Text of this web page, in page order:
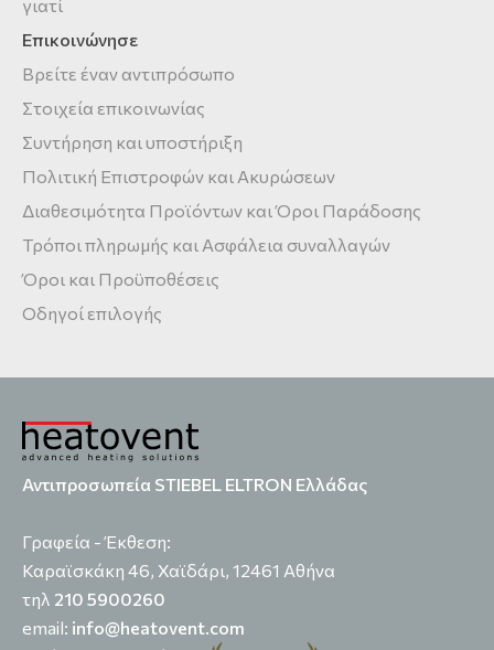
γιατί
Επικοινώνησε
Βρείτε έναν αντιπρόσωπο
Στοιχεία επικοινωνίας
Συντήρηση και υποστήριξη
Πολιτική Επιστροφών και Ακυρώσεων
Διαθεσιμότητα Προϊόντων και Όροι Παράδοσης
Τρόποι πληρωμής και Ασφάλεια συναλλαγών
Όροι και Προϋποθέσεις
Οδηγοί επιλογής
Αντιπροσωπεία STIEBEL ELTRON Ελλάδας
Γραφεία - Έκθεση:
Καραϊσκάκη 46, Χαϊδάρι, 12461 Αθήνα
τηλ 210 5900260
email: info@heatovent.com